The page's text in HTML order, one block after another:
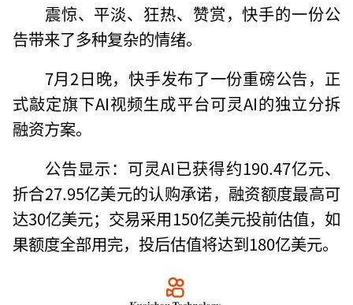
震惊、平淡、狂热、赞赏，快手的一份公
告带来了多种复杂的情绪。
7月2日晚，快手发布了一份重磅公告，正
式敲定旗下AI视频生成平台可灵AI的独立分拆
融资方案。
公告显示：可灵AI已获得约190.47亿元、
折合27.95亿美元的认购承诺，融资额度最高可
达30亿美元；交易采用150亿美元投前估值，如
果额度全部用完，投后估值将达到180亿美元。